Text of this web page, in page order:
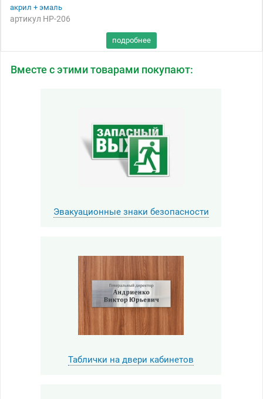
акрил + эмаль
артикул НР-206
Вместе с этими товарами покупают:
Эвакуационные знаки безопасности
Таблички на двери кабинетов